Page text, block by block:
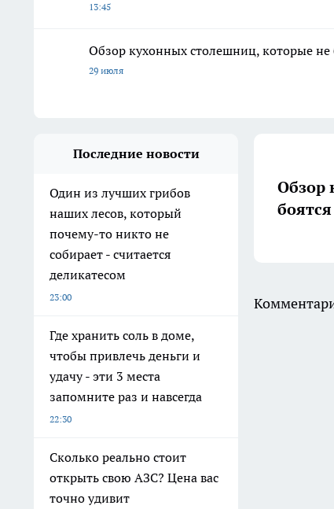
13:45
Обзор кухонных столешниц, которые не
29 июля
Последние новости
Один из лучших грибов
наших лесов, который
почему-то никто не
собирает - считается
деликатесом
23:00
Где хранить соль в доме,
чтобы привлечь деньги и
удачу - эти 3 места
запомните раз и навсегда
22:30
Сколько реально стоит
открыть свою АЗС? Цена вас
точно удивит
Обзор